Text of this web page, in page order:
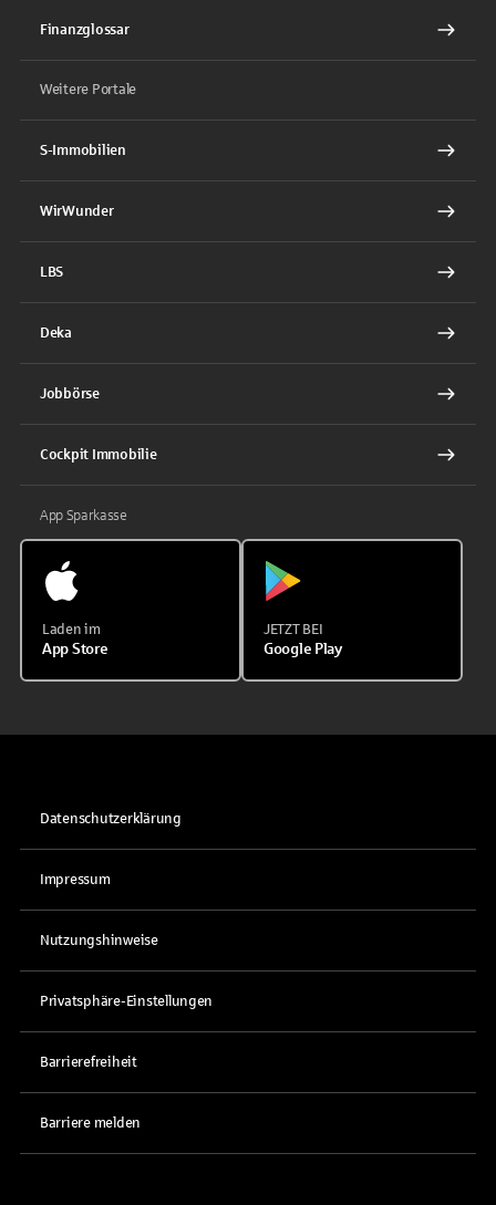
Finanzglossar
Weitere Portale
S-Immobilien
WirWunder
LBS
Deka
Jobbörse
Cockpit Immobilie
App Sparkasse
Laden im
App Store
JETZT BEI
Google Play
Datenschutzerklärung
Impressum
Nutzungshinweise
Privatsphäre-Einstellungen
Barrierefreiheit
Barriere melden